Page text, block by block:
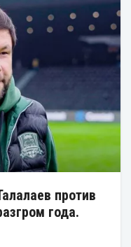
против
года.